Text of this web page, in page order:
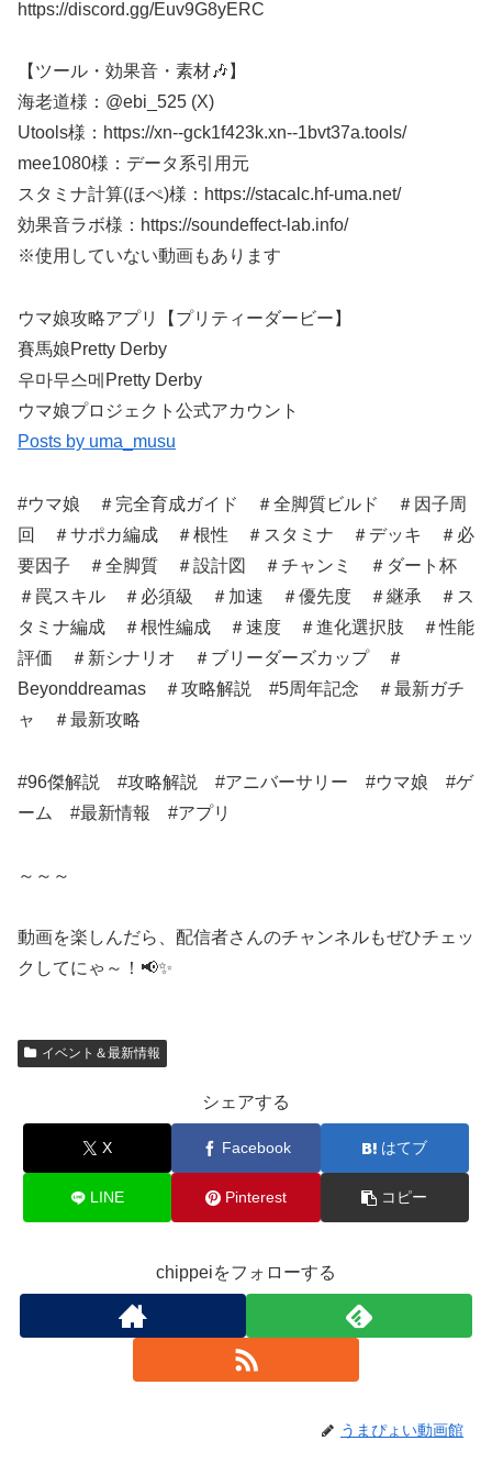
https://discord.gg/Euv9G8yERC
【ツール・効果音・素材🎶】
海老道様：@ebi_525 (X)
Utools様：https://xn--gck1f423k.xn--1bvt37a.tools/
mee1080様：データ系引用元
スタミナ計算(ほぺ)様：https://stacalc.hf-uma.net/
効果音ラボ様：https://soundeffect-lab.info/​​​​
※使用していない動画もあります​​​​
ウマ娘攻略アプリ【プリティーダービー】
賽馬娘Pretty Derby
우마무스메Pretty Derby
ウマ娘プロジェクト公式アカウント
Posts by uma_musu
#ウマ娘 ＃完全育成ガイド ＃全脚質ビルド ＃因子周
回 ＃サポカ編成 ＃根性 ＃スタミナ ＃デッキ ＃必
要因子 ＃全脚質 ＃設計図 ＃チャンミ ＃ダート杯
＃罠スキル ＃必須級 ＃加速 ＃優先度 ＃継承 ＃ス
タミナ編成 ＃根性編成 ＃速度 ＃進化選択肢 ＃性能
評価 ＃新シナリオ ＃ブリーダーズカップ ＃
Beyonddreamas ＃攻略解説 #5周年記念 ＃最新ガチ
ャ ＃最新攻略
#96傑解説 #攻略解説 #アニバーサリー #ウマ娘 #ゲ
ーム #最新情報 #アプリ
～～～
動画を楽しんだら、配信者さんのチャンネルもぜひチェッ
クしてにゃ～！📢✨
イベント＆最新情報
シェアする
X Facebook はてブ
LINE Pinterest コピー
chippeiをフォローする
うまぴょい動画館